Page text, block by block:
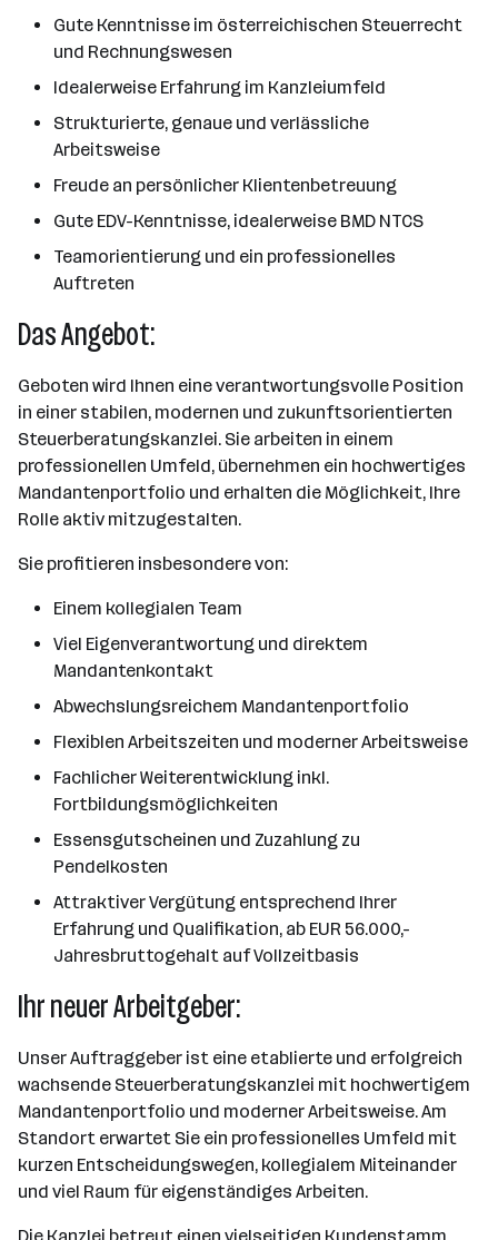
Gute Kenntnisse im österreichischen Steuerrecht
und Rechnungswesen
Idealerweise Erfahrung im Kanzleiumfeld
Strukturierte, genaue und verlässliche
Arbeitsweise
Freude an persönlicher Klientenbetreuung
Gute EDV-Kenntnisse, idealerweise BMD NTCS
Teamorientierung und ein professionelles
Auftreten
Das Angebot:
Geboten wird Ihnen eine verantwortungsvolle Position
in einer stabilen, modernen und zukunftsorientierten
Steuerberatungskanzlei. Sie arbeiten in einem
professionellen Umfeld, übernehmen ein hochwertiges
Mandantenportfolio und erhalten die Möglichkeit, Ihre
Rolle aktiv mitzugestalten.
Sie profitieren insbesondere von:
Einem kollegialen Team
Viel Eigenverantwortung und direktem
Mandantenkontakt
Abwechslungsreichem Mandantenportfolio
Flexiblen Arbeitszeiten und moderner Arbeitsweise
Fachlicher Weiterentwicklung inkl.
Fortbildungsmöglichkeiten
Essensgutscheinen und Zuzahlung zu
Pendelkosten
Attraktiver Vergütung entsprechend Ihrer
Erfahrung und Qualifikation, ab EUR 56.000,-
Jahresbruttogehalt auf Vollzeitbasis
Ihr neuer Arbeitgeber:
Unser Auftraggeber ist eine etablierte und erfolgreich
wachsende Steuerberatungskanzlei mit hochwertigem
Mandantenportfolio und moderner Arbeitsweise. Am
Standort erwartet Sie ein professionelles Umfeld mit
kurzen Entscheidungswegen, kollegialem Miteinander
und viel Raum für eigenständiges Arbeiten.